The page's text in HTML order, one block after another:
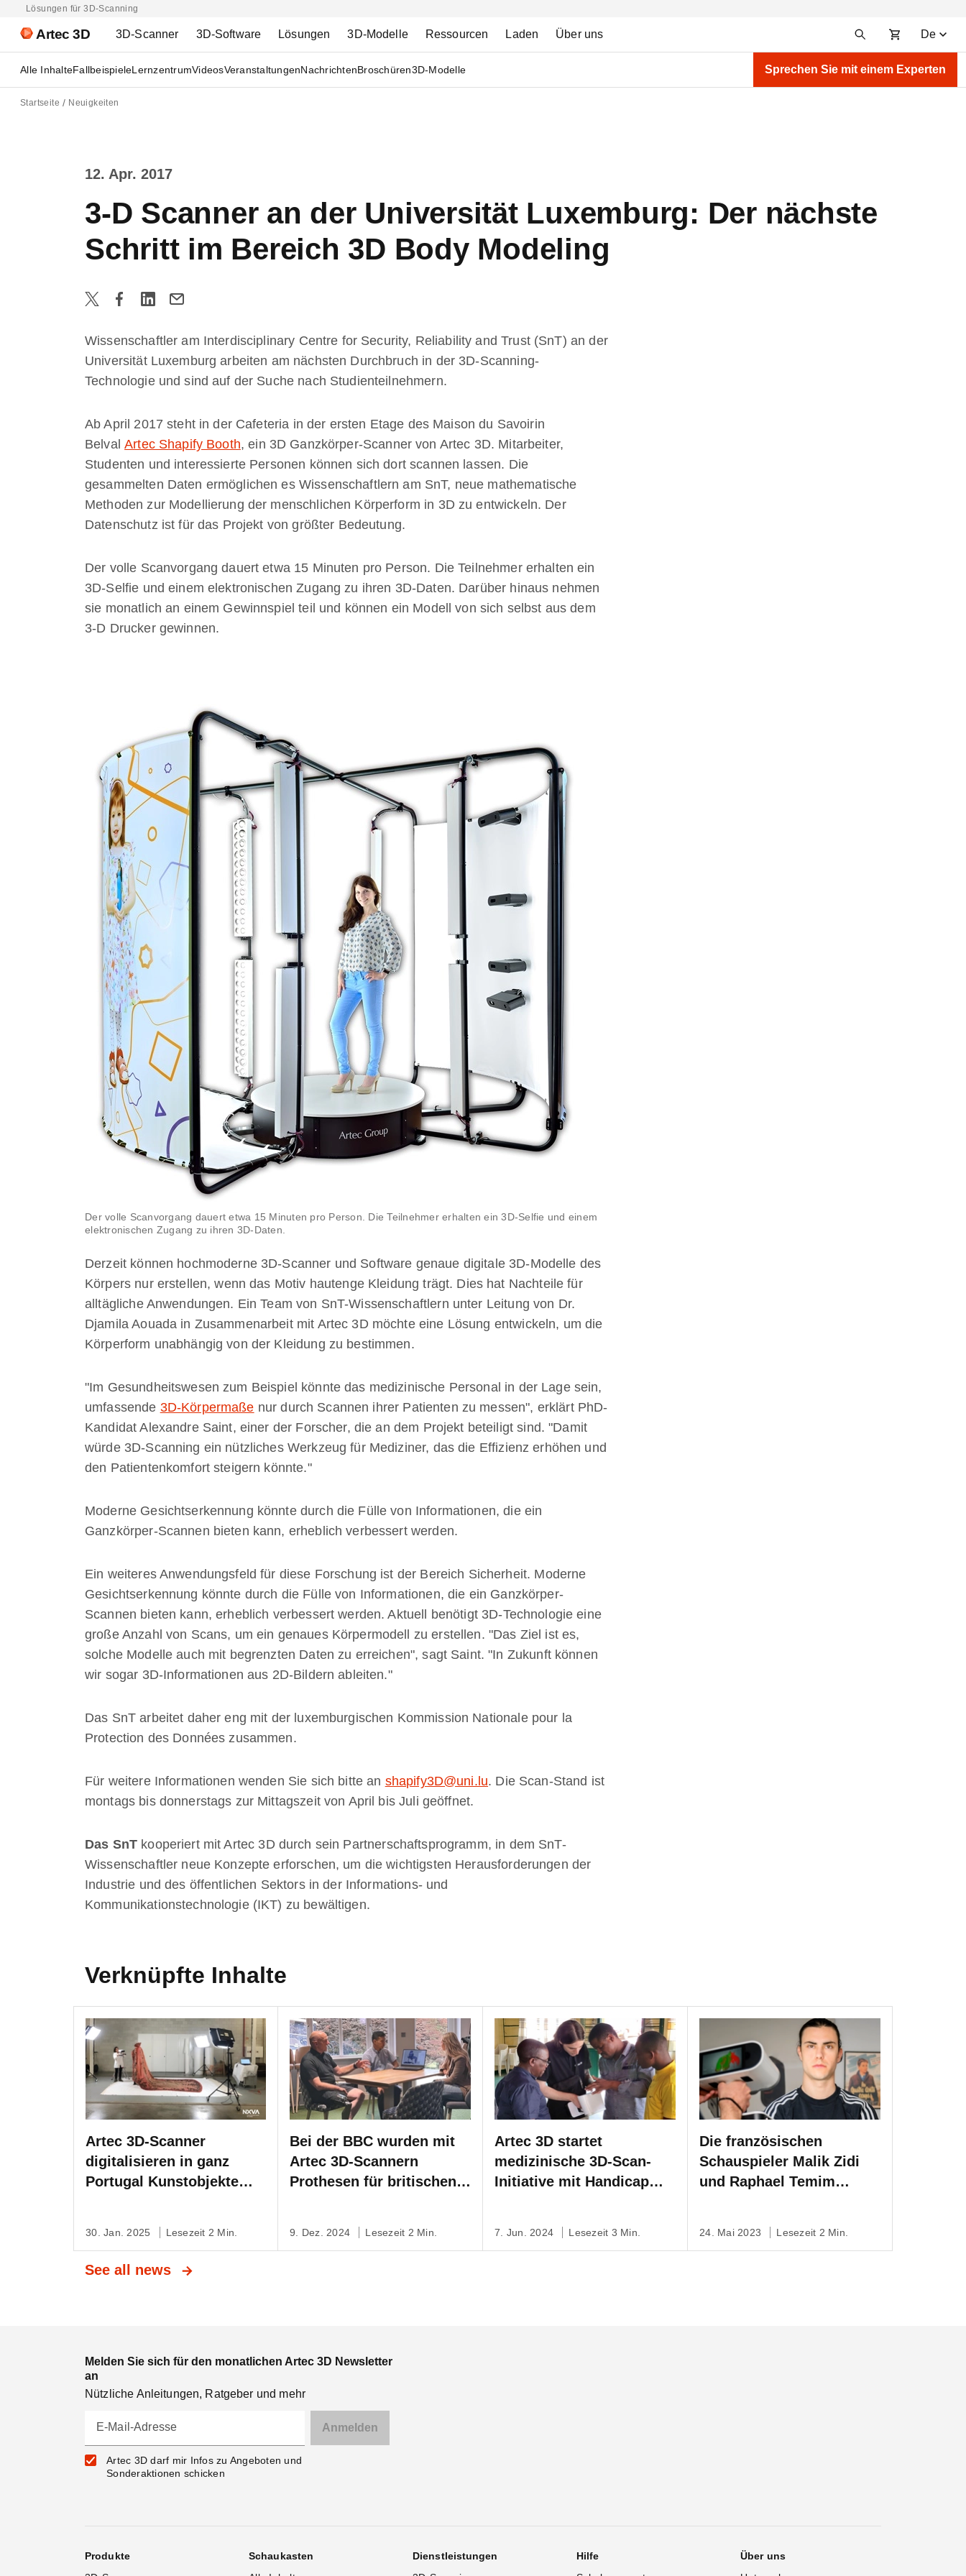
Lösungen für 3D-Scanning
Artec 3D 3D-Scanner 3D-Software Lösungen 3D-Modelle Ressourcen Laden Über uns De
Alle InhalteFallbeispieleLernzentrumVideosVeranstaltungenNachrichtenBroschüren3D-Modelle Sprechen Sie mit einem Experten
Startseite Neuigkeiten
12. Apr. 2017
3-D Scanner an der Universität Luxemburg: Der nächste
Schritt im Bereich 3D Body Modeling
Wissenschaftler am Interdisciplinary Centre for Security, Reliability and Trust (SnT) an der
Universität Luxemburg arbeiten am nächsten Durchbruch in der 3D-Scanning-
Technologie und sind auf der Suche nach Studienteilnehmern.
Ab April 2017 steht in der Cafeteria in der ersten Etage des Maison du Savoirin
BelvalArtec Shapify Booth, ein 3D Ganzkörper-Scanner von Artec 3D. Mitarbeiter,
Studenten und interessierte Personen können sich dort scannen lassen. Die
gesammelten Daten ermöglichen es Wissenschaftlern am SnT, neue mathematische
Methoden zur Modellierung der menschlichen Körperform in 3D zu entwickeln. Der
Datenschutz ist für das Projekt von größter Bedeutung.
Der volle Scanvorgang dauert etwa 15 Minuten pro Person. Die Teilnehmer erhalten ein
3D-Selfie und einem elektronischen Zugang zu ihren 3D-Daten. Darüber hinaus nehmen
sie monatlich an einem Gewinnspiel teil und können ein Modell von sich selbst aus dem
3-D Drucker gewinnen.
Der volle Scanvorgang dauert etwa 15 Minuten pro Person. Die Teilnehmer erhalten ein 3D-Selfie und einem
elektronischen Zugang zu ihren 3D-Daten.
Derzeit können hochmoderne 3D-Scanner und Software genaue digitale 3D-Modelle des
Körpers nur erstellen, wenn das Motiv hautenge Kleidung trägt. Dies hat Nachteile für
alltägliche Anwendungen. Ein Team von SnT-Wissenschaftlern unter Leitung von Dr.
Djamila Aouada in Zusammenarbeit mit Artec 3D möchte eine Lösung entwickeln, um die
Körperform unabhängig von der Kleidung zu bestimmen.
"Im Gesundheitswesen zum Beispiel könnte das medizinische Personal in der Lage sein,
umfassende 3D-Körpermaße nur durch Scannen ihrer Patienten zu messen", erklärt PhD-
Kandidat Alexandre Saint, einer der Forscher, die an dem Projekt beteiligt sind. "Damit
würde 3D-Scanning ein nützliches Werkzeug für Mediziner, das die Effizienz erhöhen und
den Patientenkomfort steigern könnte."
Moderne Gesichtserkennung könnte durch die Fülle von Informationen, die ein
Ganzkörper-Scannen bieten kann, erheblich verbessert werden.
Ein weiteres Anwendungsfeld für diese Forschung ist der Bereich Sicherheit. Moderne
Gesichtserkennung könnte durch die Fülle von Informationen, die ein Ganzkörper-
Scannen bieten kann, erheblich verbessert werden. Aktuell benötigt 3D-Technologie eine
große Anzahl von Scans, um ein genaues Körpermodell zu erstellen. "Das Ziel ist es,
solche Modelle auch mit begrenzten Daten zu erreichen", sagt Saint. "In Zukunft können
wir sogar 3D-Informationen aus 2D-Bildern ableiten."
Das SnT arbeitet daher eng mit der luxemburgischen Kommission Nationale pour la
Protection des Données zusammen.
Für weitere Informationen wenden Sie sich bitte an shapify3D@uni.lu. Die Scan-Stand ist
montags bis donnerstags zur Mittagszeit von April bis Juli geöffnet.
Das SnT kooperiert mit Artec 3D durch sein Partnerschaftsprogramm, in dem SnT-
Wissenschaftler neue Konzepte erforschen, um die wichtigsten Herausforderungen der
Industrie und des öffentlichen Sektors in der Informations- und
Kommunikationstechnologie (IKT) zu bewältigen.
Verknüpfte Inhalte
Artec 3D-Scanner
digitalisieren in ganz
Portugal Kunstobjekte
Ausstellung entstehen
30. Jan. 2025 Lesezeit 2 Min.
Bei der BBC wurden mit
Artec 3D-Scannern
Prothesen für britischen
9. Dez. 2024 Lesezeit 2 Min.
Artec 3D startet
medizinische 3D-Scan-
Initiative mit Handicap
7. Jun. 2024 Lesezeit 3 Min.
Die französischen
Schauspieler Malik Zidi
und Raphael Temim
atemberaubende visuelle
24. Mai 2023 Lesezeit 2 Min.
See all news
Melden Sie sich für den monatlichen Artec 3D Newsletter
an
Nützliche Anleitungen, Ratgeber und mehr
E-Mail-Adresse
Artec 3D darf mir Infos zu Angeboten und
Sonderaktionen schicken
Produkte
Schaukasten
Dienstleistungen
Hilfe
Über uns